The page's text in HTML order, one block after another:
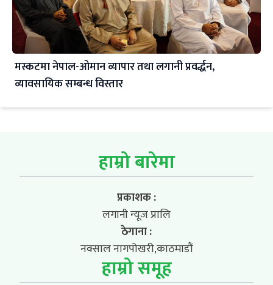
मस्कटमा नेपाल-ओमान व्यापार तथा लगानी प्रवर्द्धन,
व्यावसायिक सम्बन्ध विस्तार
हाम्रो बारेमा
प्रकाशक :
लगानी न्यूज प्रालि
ठेगाना :
नक्साल नागपोखरी,काठमाडौं
हाम्रो समूह